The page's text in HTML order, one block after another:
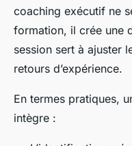
coaching exécutif ne
formation, il crée une
session sert à ajuster
retours d’expérience.
En termes pratiques,
intègre :